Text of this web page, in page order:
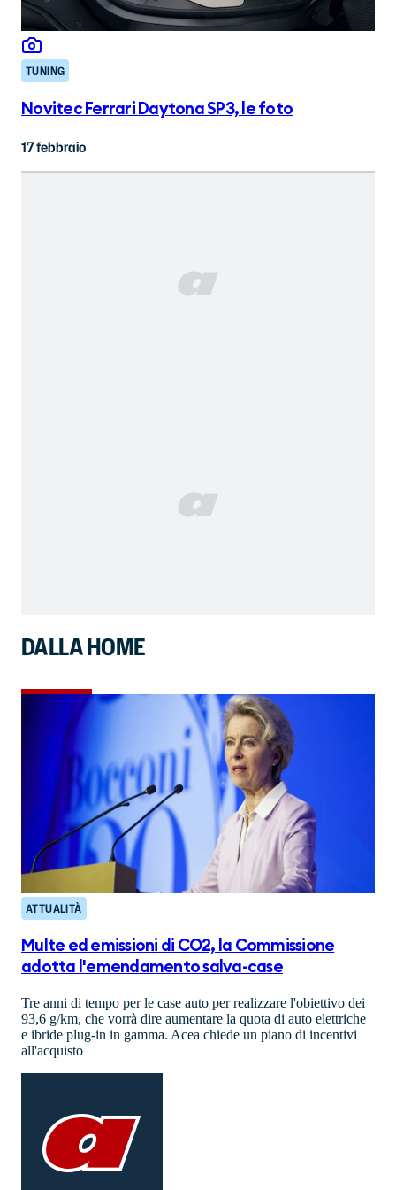
TUNING
Novitec Ferrari Daytona SP3, le foto
17 febbraio
DALLA HOME
ATTUALITÀ
Multe ed emissioni di CO2, la Commissione
adotta l'emendamento salva-case
Tre anni di tempo per le case auto per realizzare l'obiettivo dei
93,6 g/km, che vorrà dire aumentare la quota di auto elettriche
e ibride plug-in in gamma. Acea chiede un piano di incentivi
all'acquisto